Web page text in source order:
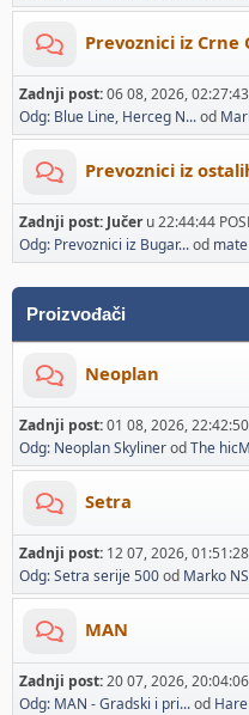
Prevoznici iz Crne
Zadnji post:06 08, 2026, 02:27:43
Odg: Blue Line, Herceg N...od
Prevoznici iz
Zadnji post: Jučeru 22:44:44
Odg: Prevoznici iz Bugar...od mate
Proizvođači
Neoplan
Zadnji post:01 08, 2026, 22:42:50
Odg: Neoplan SkylinerodThe
Setra
Zadnji post: 12 07, 2026, 01:51:28
Odg: Setra serije 500od Marko NS
MAN
Zadnji post:20 07, 2026, 20:04:06
Odg: MAN - Gradski i pri...od Hare